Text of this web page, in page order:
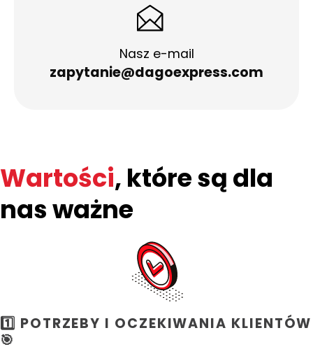
Nasz e-mail
zapytanie@dagoexpress.com
Wartości, które są dla
nas ważne
1️⃣ POTRZEBY I OCZEKIWANIA KLIENTÓW
🎯